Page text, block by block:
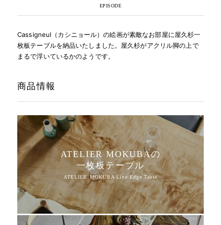
Cassigneul（カシニョール）の絵画が素敵なお部屋に屋久杉一
枚板テーブルを納品いたしました。屋久杉がアクリル脚の上で
まるで浮いているかのようです。
商品情報
ATELIER MOKUBAの
一枚板テーブル